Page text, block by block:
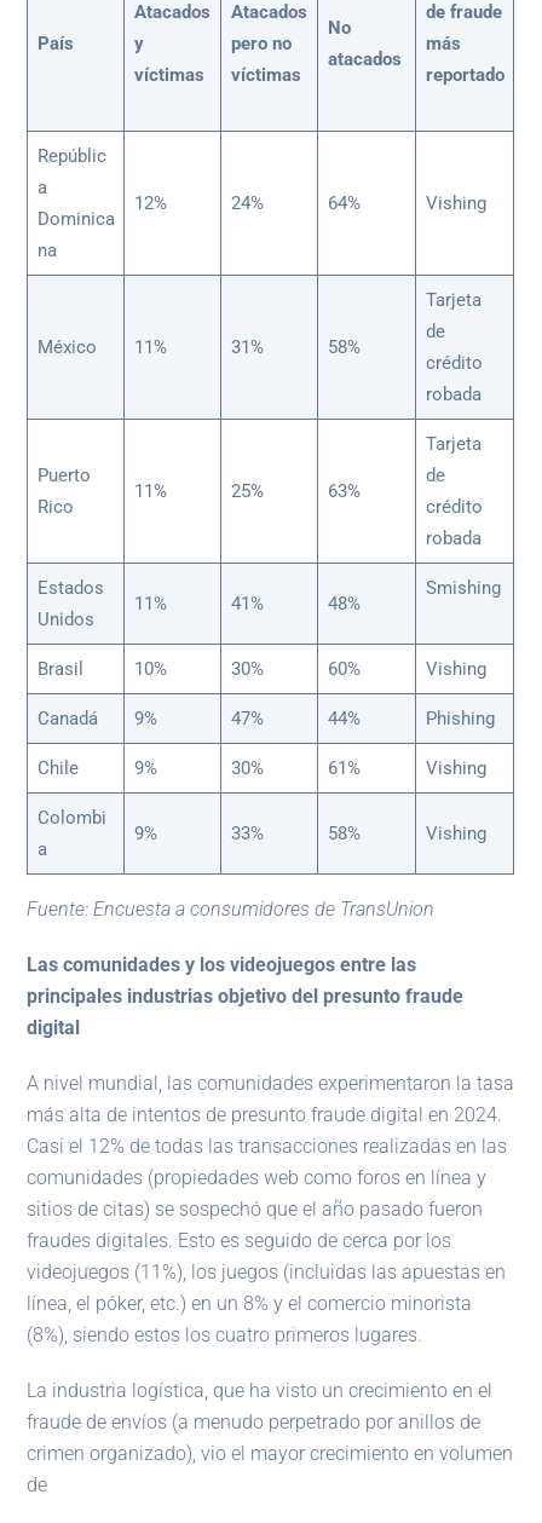
País
Atacados
y
víctimas
Atacados
pero no
víctimas
No
atacados
de fraude
más
reportado
Repúblic
a
Dominica
na
12% 24% 64% Vishing
México 11% 31% 58%
Tarjeta
de
crédito
robada
Puerto
Rico
11% 25% 63%
Tarjeta
de
crédito
robada
Estados
Unidos
11% 41% 48%
Smishing
Brasil 10% 30% 60% Vishing
Canadá 9% 47% 44% Phishing
Chile 9% 30% 61% Vishing
Colombi
a
9% 33% 58% Vishing
Fuente: Encuesta a consumidores de TransUnion
Las comunidades y los videojuegos entre las
principales industrias objetivo del presunto fraude
digital
A nivel mundial, las comunidades experimentaron la tasa
más alta de intentos de presunto fraude digital en 2024.
Casi el 12% de todas las transacciones realizadas en las
comunidades (propiedades web como foros en línea y
sitios de citas) se sospechó que el año pasado fueron
fraudes digitales. Esto es seguido de cerca por los
videojuegos (11%), los juegos (incluidas las apuestas en
línea, el póker, etc.) en un 8% y el comercio minorista
(8%), siendo estos los cuatro primeros lugares.
La industria logística, que ha visto un crecimiento en el
fraude de envíos (a menudo perpetrado por anillos de
crimen organizado), vio el mayor crecimiento en volumen
de